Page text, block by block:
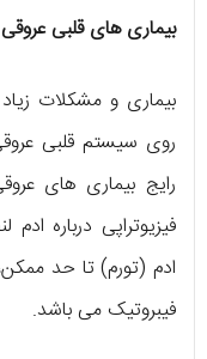
بیماری های قلبی
بیماری و مشکلات
روی سیستم قلبی
رایج بیماری های
فیزیوتراپی درباره
ادم (تورم) تا حد
فیبروتیک می باشد.